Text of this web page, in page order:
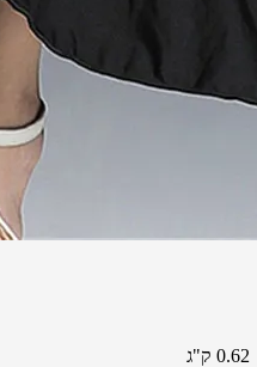
0.62 ק"ג